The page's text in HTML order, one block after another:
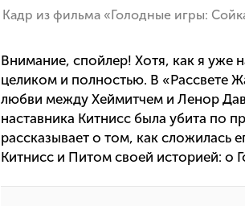
Кадр из фильма «Голодные игры:
Внимание, спойлер! Хотя, как я уже
целиком и полностью. В «Рассвете
любви между Хеймитчем и Ленор
наставника Китнисс была убита по
рассказывает о том, как сложилась
Китнисс и Питом своей историей: о